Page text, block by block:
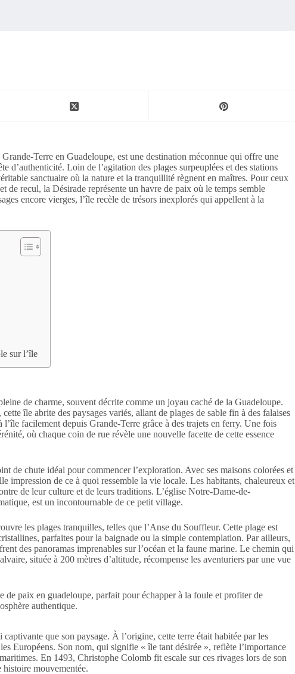
Terre en Guadeloupe, est une destination méconnue qui offre une
d’authenticité. Loin de l’agitation des plages surpeuplées et des stations
sanctuaire où la nature et la tranquillité règnent en maîtres. Pour ceux
de recul, la Désirade représente un havre de paix où le temps semble
encore vierges, l’île recèle de trésors inexplorés qui appellent à la
sur l’île
de charme, souvent décrite comme un joyau caché de la Guadeloupe.
île abrite des paysages variés, allant de plages de sable fin à des falaises
l’île facilement depuis Grande-Terre grâce à des trajets en ferry. Une fois
où chaque coin de rue révèle une nouvelle facette de cette essence
de chute idéal pour commencer l’exploration. Avec ses maisons colorées et
impression de ce à quoi ressemble la vie locale. Les habitants, chaleureux et
de leur culture et de leurs traditions. L’église Notre-Dame-de-
est un incontournable de ce petit village.
les plages tranquilles, telles que l’Anse du Souffleur. Cette plage est
parfaites pour la baignade ou la simple contemplation. Par ailleurs,
des panoramas imprenables sur l’océan et la faune marine. Le chemin qui
située à 200 mètres d’altitude, récompense les aventuriers par une vue
captivante que son paysage. À l’origine, cette terre était habitée par les
Européens. Son nom, qui signifie « île tant désirée », reflète l’importance
En 1493, Christophe Colomb fit escale sur ces rivages lors de son
histoire mouvementée.